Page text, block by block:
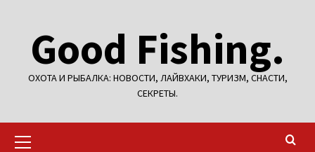
содержимому
Good Fishing.
ОХОТА И РЫБАЛКА: НОВОСТИ, ЛАЙВХАКИ, ТУРИЗМ, СНАСТИ,
СЕКРЕТЫ.
меню